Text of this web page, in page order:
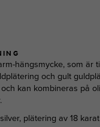
hängsmycke, som är
och gult
kan kombineras på
plätering av 18